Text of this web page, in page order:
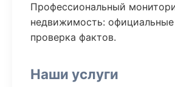
Профессиональный
недвижимость: официальные
проверка фактов.
Наши услуги